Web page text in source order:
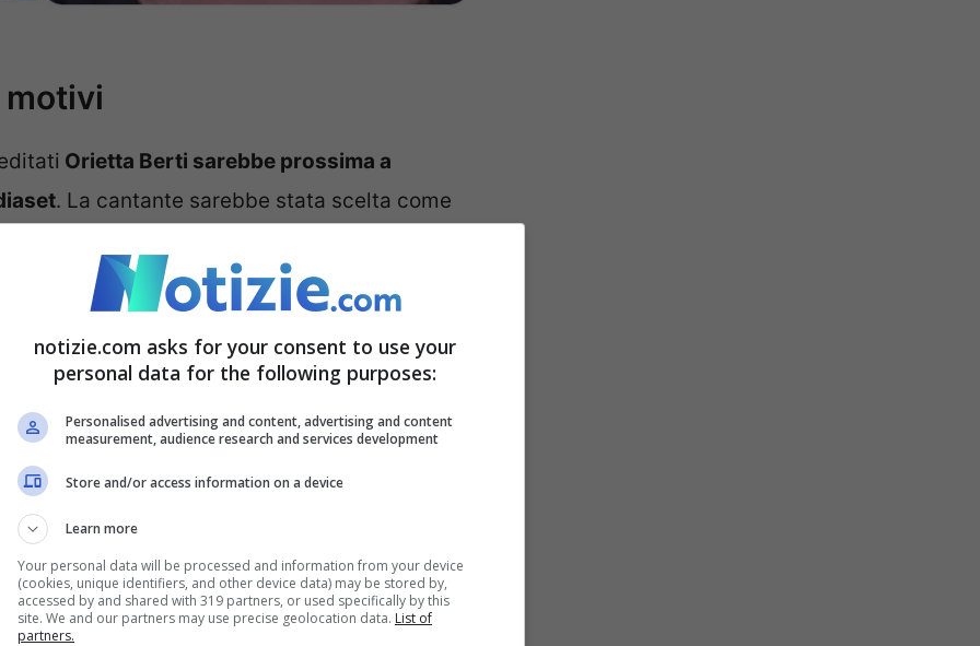
motivi
Orietta Berti sarebbe prossima a
. La cantante sarebbe stata scelta come
Bruganelli, confermata nel ruolo che ha
Signorini avere Orietta Berti in studio
quid in più ma soprattutto diverso al reality.
di unOne Woman Show, un progetto tipo
vedremo più neanche a Che Tempo Che Fa
Brave Ragazze su Sky insieme a Mara
certo della notizia riportata.
legata a Fazio e a quello che
conquistato le vette delle hit insieme a
notizie.com asks for your consent to use your
personal data for the following purposes:
Personalised advertising and content, advertising and content
measurement, audience research and services development
Store and/or access information on a device
Learn more
Your personal data will be processed and information from your device
(cookies, unique identifiers, and other device data) may be stored by,
accessed by and shared with 319 partners, or used specifically by this
site. We and our partners may use precise geolocation data. List of
partners.